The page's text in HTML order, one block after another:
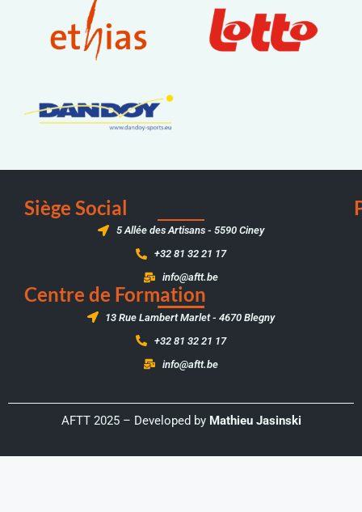
Siège Social
5 Allée des Artisans - 5590 Ciney
+32 81 32 21 17
info@aftt.be
Centre de Formation
13 Rue Lambert Marlet - 4670 Blegny
+32 81 32 21 17
info@aftt.be
AFTT 2025 – Developed by Mathieu Jasinski